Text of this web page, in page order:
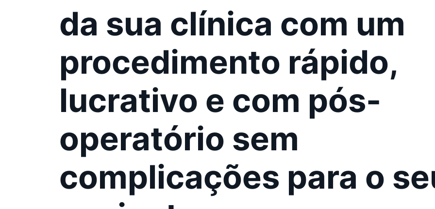
da sua clínica com um
procedimento rápido,
lucrativo e com pós-
operatório sem
complicações para o